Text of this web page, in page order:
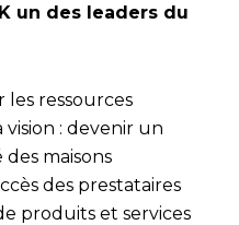
un des leaders du
les ressources
vision : devenir un
maisons
des prestataires
produits et services